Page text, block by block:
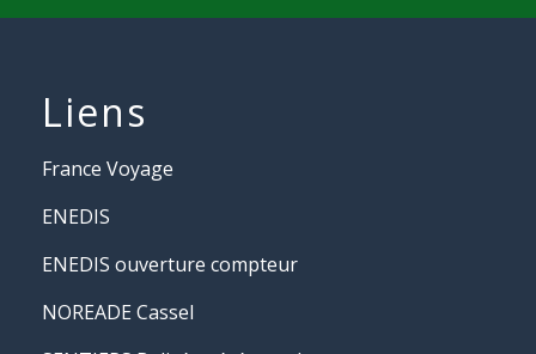
Liens
France Voyage
ENEDIS
ENEDIS ouverture compteur
NOREADE Cassel